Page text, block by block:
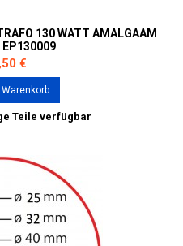
130 WATT AMALGAAM
€
Teile verfügbar